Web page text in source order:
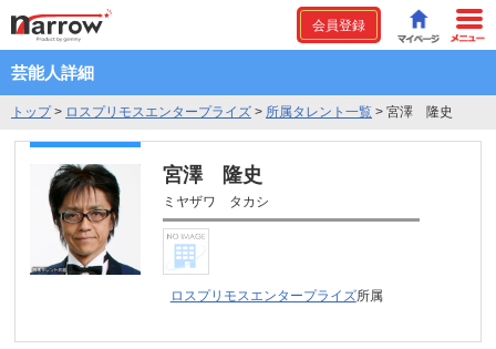
会員登録
芸能人詳細
トップ> ロスプリモスエンタープライズ > 所属タレント一覧 > 宮澤 隆史
宮澤 隆史
ミヤザワ タカシ
ロスプリモスエンタープライズ所属